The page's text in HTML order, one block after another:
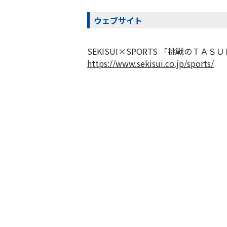
ウェブサイト
SEKISUI×SPORTS 「挑戦のＴＡＳ
https://www.sekisui.co.jp/sports/